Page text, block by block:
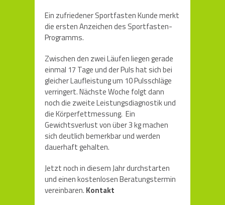
Ein zufriedener Sportfasten Kunde merkt
die ersten Anzeichen des Sportfasten-
Programms.
Zwischen den zwei Läufen liegen gerade
einmal 17 Tage und der Puls hat sich bei
gleicher Laufleistung um 10 Pulsschläge
verringert. Nächste Woche folgt dann
noch die zweite Leistungsdiagnostik und
die Körperfettmessung. Ein
Gewichtsverlust von über 3 kg machen
sich deutlich bemerkbar und werden
dauerhaft gehalten.
Jetzt noch in diesem Jahr durchstarten
und einen kostenlosen Beratungstermin
vereinbaren. Kontakt